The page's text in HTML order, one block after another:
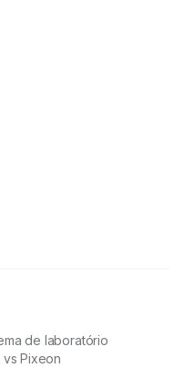
de laboratório
vs Pixeon